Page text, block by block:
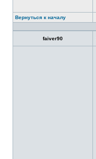
Вернуться к началу
faiver90